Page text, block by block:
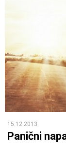
15.12.2013
Panični